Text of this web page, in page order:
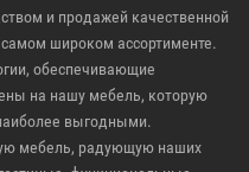
и продажей качественной
широком ассортименте.
обеспечивающие
на нашу мебель, которую
выгодными.
мебель, радующую наших